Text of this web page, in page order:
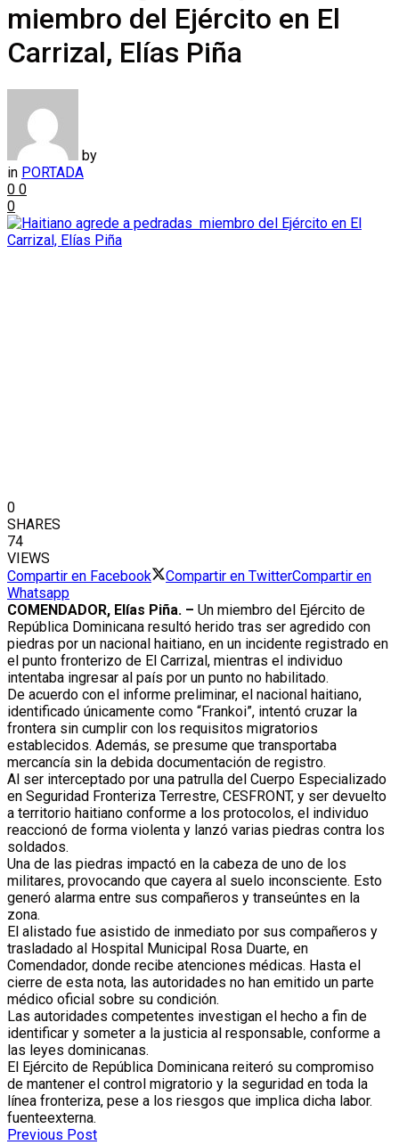
miembro del Ejército en El
Carrizal, Elías Piña
by
in PORTADA
0 0
0
0
SHARES
74
VIEWS
Compartir en Facebook
Compartir en TwitterCompartir en
Whatsapp
COMENDADOR, Elías Piña. – Un miembro del Ejército de
República Dominicana resultó herido tras ser agredido con
piedras por un nacional haitiano, en un incidente registrado en
el punto fronterizo de El Carrizal, mientras el individuo
intentaba ingresar al país por un punto no habilitado.
De acuerdo con el informe preliminar, el nacional haitiano,
identificado únicamente como “Frankoi”, intentó cruzar la
frontera sin cumplir con los requisitos migratorios
establecidos. Además, se presume que transportaba
mercancía sin la debida documentación de registro.
Al ser interceptado por una patrulla del Cuerpo Especializado
en Seguridad Fronteriza Terrestre, CESFRONT, y ser devuelto
a territorio haitiano conforme a los protocolos, el individuo
reaccionó de forma violenta y lanzó varias piedras contra los
soldados.
Una de las piedras impactó en la cabeza de uno de los
militares, provocando que cayera al suelo inconsciente. Esto
generó alarma entre sus compañeros y transeúntes en la
zona.
El alistado fue asistido de inmediato por sus compañeros y
trasladado al Hospital Municipal Rosa Duarte, en
Comendador, donde recibe atenciones médicas. Hasta el
cierre de esta nota, las autoridades no han emitido un parte
médico oficial sobre su condición.
Las autoridades competentes investigan el hecho a fin de
identificar y someter a la justicia al responsable, conforme a
las leyes dominicanas.
El Ejército de República Dominicana reiteró su compromiso
de mantener el control migratorio y la seguridad en toda la
línea fronteriza, pese a los riesgos que implica dicha labor.
fuenteexterna.
Previous Post